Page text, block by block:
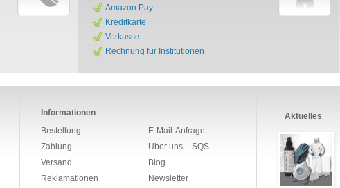
Amazon Pay
Kreditkarte
Vorkasse
Rechnung für Institutionen
Informationen
Bestellung
Zahlung
Versand
Reklamationen
E-Mail-Anfrage
Über uns – SQS
Blog
Newsletter
Aktuelles